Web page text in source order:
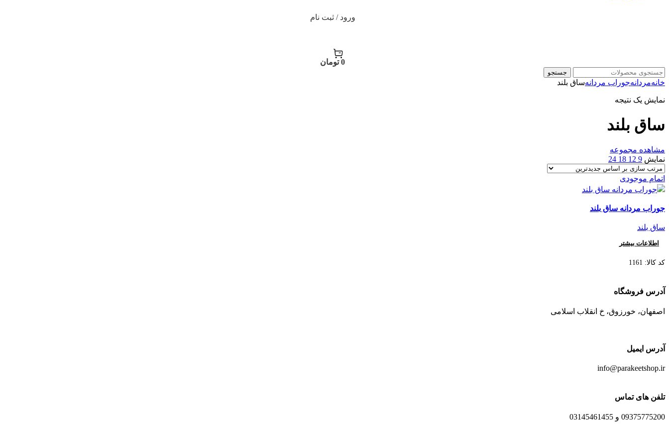
ورود / ثبت نام
0 تومان
جستجو
خانهمردانهجوراب مردانهساق بلند
نمایش یک نتیجه
ساق بلند
مشاهده مجموعه
نمایش 9
12
18
24
اتمام موجودی
جوراب مردانه ساق بلند
ساق بلند
اطلاعات بیشتر
کد کالا: 1161
آدرس فروشگاه
اصفهان، خورزوق، خ انقلاب اسلامی
آدرس ایمیل
info@parakeetshop.ir
تلفن های تماس
09375775200 و 03145461455